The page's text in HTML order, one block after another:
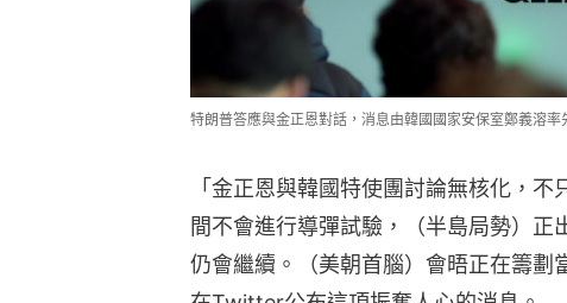
特朗普答應與金正恩對話，消息由韓國國家安保室鄭義溶率
「金正恩與韓國特使團討論無核化，
間不會進行導彈試驗，（半島局勢）
仍會繼續。（美朝首腦）會晤正在籌劃